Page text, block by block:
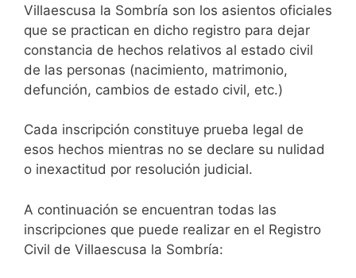
Villaescusa la Sombría son los asientos oficiales
que se practican en dicho registro para dejar
constancia de hechos relativos al estado civil
de las personas (nacimiento, matrimonio,
defunción, cambios de estado civil, etc.)
Cada inscripción constituye prueba legal de
esos hechos mientras no se declare su nulidad
o inexactitud por resolución judicial.
A continuación se encuentran todas las
inscripciones que puede realizar en el Registro
Civil de Villaescusa la Sombría: